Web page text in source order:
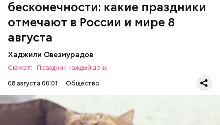
бесконечности: какие праздники
отмечают в России и мире 8
августа
Хаджили Овезмурадов
Сюжет:
Праздник каждый день
08 августа 00:01
Общество
Инициатором Всемирного дня кошек в 2002 году